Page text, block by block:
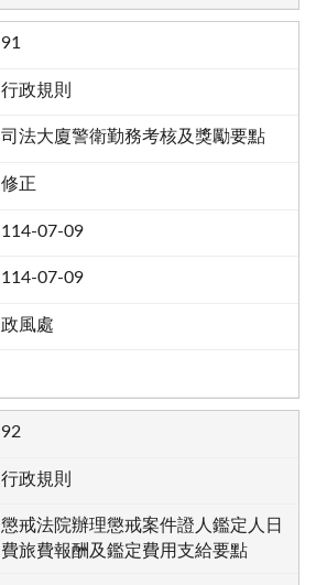
91
行政規則
司法大廈警衛勤務考核及獎勵要點
修正
114-07-09
114-07-09
政風處
92
行政規則
懲戒法院辦理懲戒案件證人鑑定人日
費旅費報酬及鑑定費用支給要點